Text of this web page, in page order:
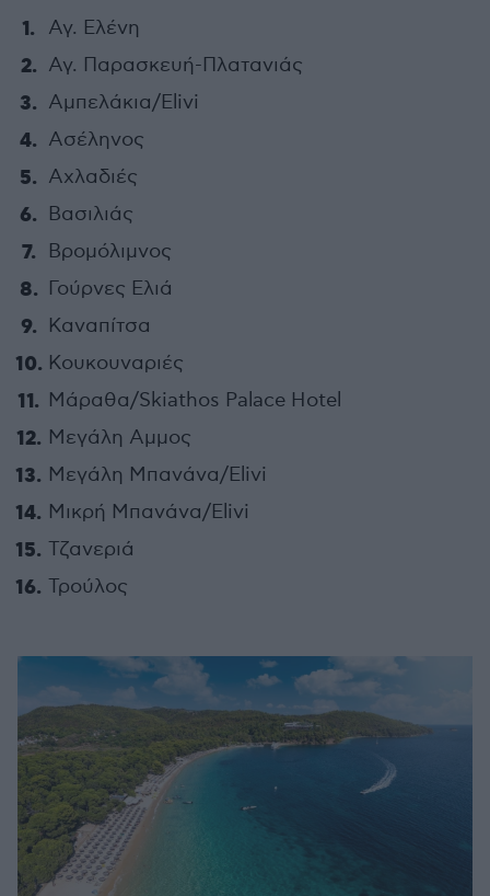
Αγ. Ελένη
Αγ. Παρασκευή-Πλατανιάς
Αμπελάκια/Elivi
Ασέληνος
Αχλαδιές
Βασιλιάς
Βρομόλιμνος
Γούρνες Ελιά
Καναπίτσα
Κουκουναριές
Μάραθα/Skiathos Palace Hotel
Μεγάλη Αμμος
Μεγάλη Μπανάνα/Elivi
Μικρή Μπανάνα/Elivi
Τζανεριά
Τρούλος